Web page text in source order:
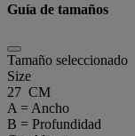
Guía de tamaños
Tamaño seleccionado
Size
27 CM
A = Ancho
B = Profundidad